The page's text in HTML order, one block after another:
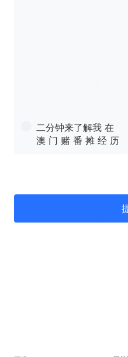
二分钟来了解我 在
澳 门 赌 番 摊 经 历